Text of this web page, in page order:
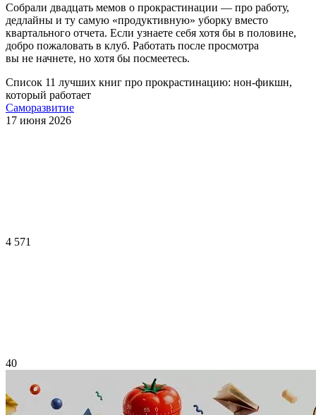
Собрали двадцать мемов о прокрастинации — про работу,
дедлайны и ту самую «продуктивную» уборку вместо
квартального отчета. Если узнаете себя хотя бы в половине,
добро пожаловать в клуб. Работать после просмотра
вы не начнете, но хотя бы посмеетесь.
Список 11 лучших книг про прокрастинацию: нон-фикшн,
который работает
Саморазвитие
17 июня 2026
4 571
40